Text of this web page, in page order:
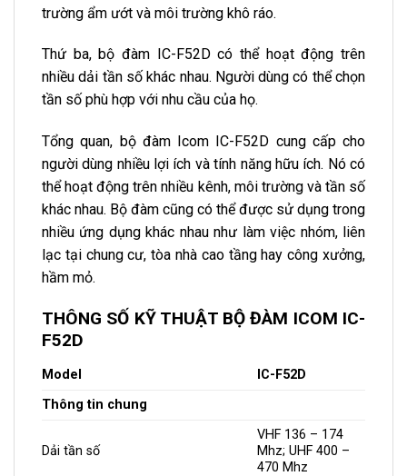
trường ẩm ướt và môi trường khô ráo.
Thứ ba, bộ đàm IC-F52D có thể hoạt động trên
nhiều dải tần số khác nhau. Người dùng có thể chọn
tần số phù hợp với nhu cầu của họ.
Tổng quan, bộ đàm Icom IC-F52D cung cấp cho
người dùng nhiều lợi ích và tính năng hữu ích. Nó có
thể hoạt động trên nhiều kênh, môi trường và tần số
khác nhau. Bộ đàm cũng có thể được sử dụng trong
nhiều ứng dụng khác nhau như làm việc nhóm, liên
lạc tại chung cư, tòa nhà cao tầng hay công xưởng,
hầm mỏ.
THÔNG SỐ KỸ THUẬT BỘ ĐÀM ICOM IC-
F52D
Model
IC-F52D
Thông tin chung
Dải tần số
VHF 136 – 174
Mhz; UHF 400 –
470 Mhz